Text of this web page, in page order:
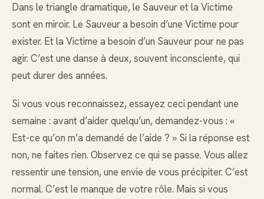
Dans le triangle dramatique, le Sauveur et la Victime
sont en miroir. Le Sauveur a besoin d’une Victime pour
exister. Et la Victime a besoin d’un Sauveur pour ne pas
agir. C’est une danse à deux, souvent inconsciente, qui
peut durer des années.
Si vous vous reconnaissez, essayez ceci pendant une
semaine : avant d’aider quelqu’un, demandez-vous : «
Est-ce qu’on m’a demandé de l’aide ? » Si la réponse est
non, ne faites rien. Observez ce qui se passe. Vous allez
ressentir une tension, une envie de vous précipiter. C’est
normal. C’est le manque de votre rôle. Mais si vous